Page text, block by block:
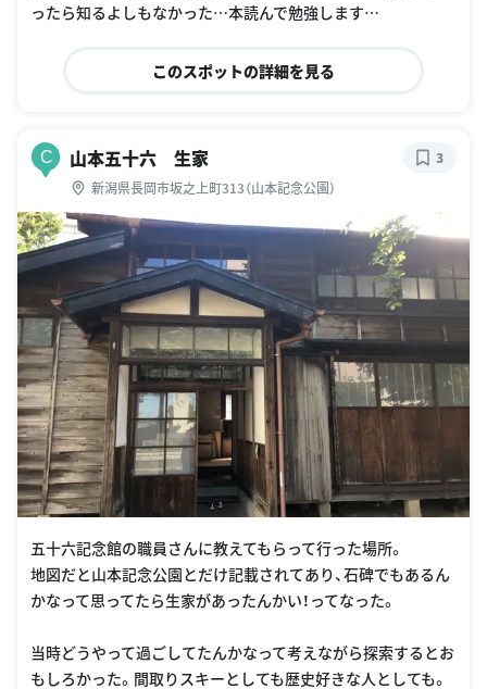
ったら知るよしもなかった…本読んで勉強します…
このスポットの詳細を見る
C 山本五十六 生家
新潟県長岡市坂之上町313（山本記念公園）
3
五十六記念館の職員さんに教えてもらって行った場所。
地図だと山本記念公園とだけ記載されてあり、石碑でもあるん
かなって思ってたら生家があったんかい！ってなった。
当時どうやって過ごしてたんかなって考えながら探索するとお
もしろかった。間取りスキーとしても歴史好きな人としても。